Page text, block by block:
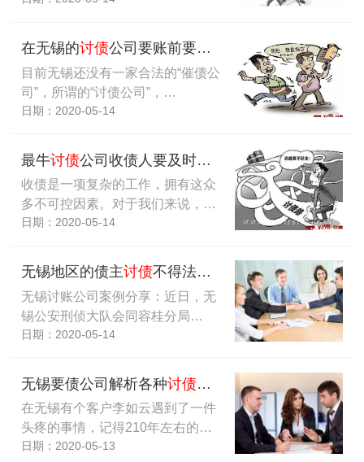
在无锡的讨债公司要账前要察言观色会说话
目前无锡还没有一家合法的“催债公
司”，所谓的“讨债公司”，…
日期：2020-05-14
最牛讨债公司收债人要及时给出催款信号
收债是一项复杂的工作，拥有这众
多不可控因素。对于我们来说，…
日期：2020-05-14
无锡地区的债主讨债不得法被刑拘
无锡讨账公司案例分享：近日，无
锡公安刑侦大队会同容桂分局…
日期：2020-05-14
无锡要债公司解析各种讨债案例的心烦事迹
在无锡有个客户李如云遇到了一件
头疼的事情，记得210年左右的…
日期：2020-05-13